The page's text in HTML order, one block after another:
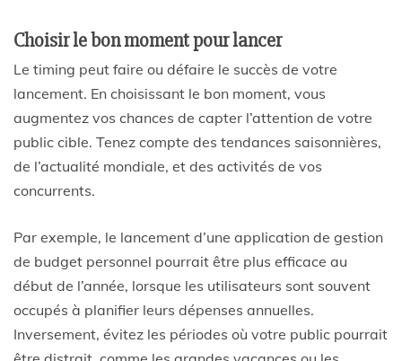
Choisir le bon moment pour lancer
Le timing peut faire ou défaire le succès de votre
lancement. En choisissant le bon moment, vous
augmentez vos chances de capter l’attention de votre
public cible. Tenez compte des tendances saisonnières,
de l’actualité mondiale, et des activités de vos
concurrents.
Par exemple, le lancement d’une application de gestion
de budget personnel pourrait être plus efficace au
début de l’année, lorsque les utilisateurs sont souvent
occupés à planifier leurs dépenses annuelles.
Inversement, évitez les périodes où votre public pourrait